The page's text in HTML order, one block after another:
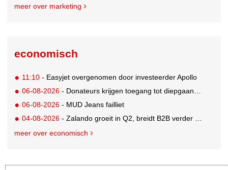
meer over marketing
economisch
11:10 - Easyjet overgenomen door investeerder Apollo
06-08-2026 - Donateurs krijgen toegang tot diepgaandere informatie over goede doelen
06-08-2026 - MUD Jeans failliet
04-08-2026 - Zalando groeit in Q2, breidt B2B verder uit en innoveert met AI
meer over economisch